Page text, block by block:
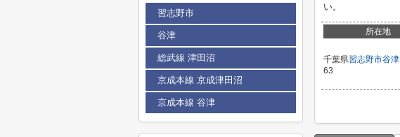
い。
所在地
千葉県習志野市谷津
63
習志野市
谷津
総武線 津田沼
京成本線 京成津田沼
京成本線 谷津